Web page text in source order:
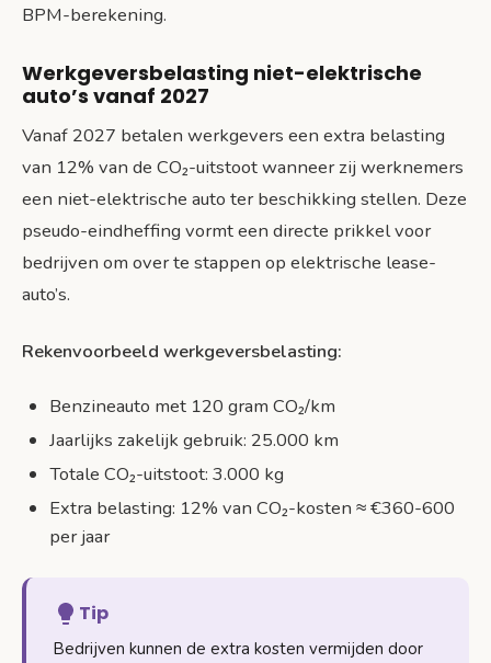
BPM-berekening.
Werkgeversbelasting niet-elektrische
auto’s vanaf 2027
Vanaf 2027 betalen werkgevers een extra belasting
van 12% van de CO₂-uitstoot wanneer zij werknemers
een niet-elektrische auto ter beschikking stellen. Deze
pseudo-eindheffing vormt een directe prikkel voor
bedrijven om over te stappen op elektrische lease-
auto’s.
Rekenvoorbeeld werkgeversbelasting:
Benzineauto met 120 gram CO₂/km
Jaarlijks zakelijk gebruik: 25.000 km
Totale CO₂-uitstoot: 3.000 kg
Extra belasting: 12% van CO₂-kosten ≈ €360-600
per jaar
Tip
Bedrijven kunnen de extra kosten vermijden door